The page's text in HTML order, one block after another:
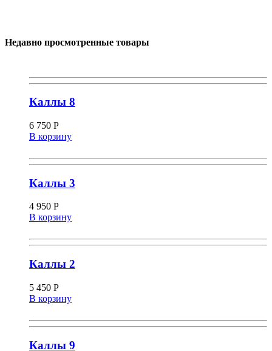
Недавно просмотренные товары
Каллы 8
6 750 Р
В корзину
Каллы 3
4 950 Р
В корзину
Каллы 2
5 450 Р
В корзину
Каллы 9